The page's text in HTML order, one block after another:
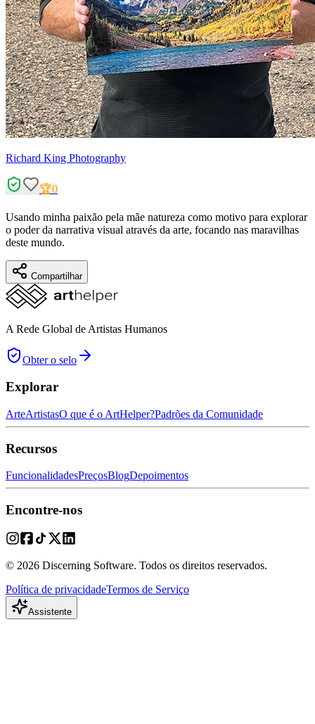
Richard King Photography
🏆0
Usando minha paixão pela mãe natureza como motivo para explorar
o poder da narrativa visual através da arte, focando nas maravilhas
deste mundo.
Compartilhar
A Rede Global de Artistas Humanos
Obter o selo
Explorar
ArteArtistasO que é o ArtHelper?Padrões da Comunidade
Recursos
FuncionalidadesPreçosBlogDepoimentos
Encontre-nos
© 2026 Discerning Software. Todos os direitos reservados.
Política de privacidadeTermos de Serviço
Assistente